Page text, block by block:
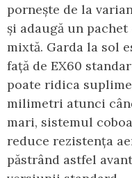
pornește de la
și adaugă un
mixtă. Garda la sol
față de EX60
poate ridica
milimetri atunci
mari, sistemul
reduce rezistența
păstrând astfel